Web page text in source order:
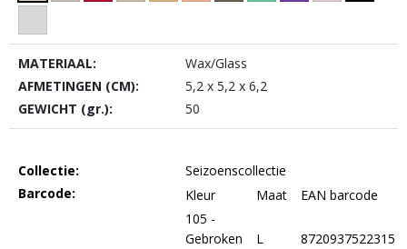
MATERIAAL:
Wax/Glass
AFMETINGEN (CM):
5,2 x 5,2 x 6,2
GEWICHT (gr.):
50
Collectie:
Seizoenscollectie
Barcode:
Kleur Maat
EAN barcode
105 -
Gebroken
L 8720937522315